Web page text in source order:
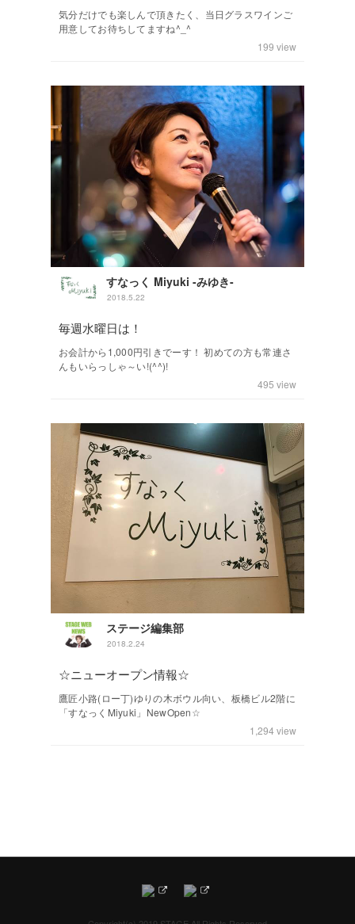
気分だけでも楽しんで頂きたく、当日グラスワインご
用意してお待ちしてますね^_^
199 view
すなっく Miyuki -みゆき-
2018.5.22
毎週水曜日は！
お会計から1,000円引きでーす！ 初めての方も常連さ
んもいらっしゃ～い!(^^)!
495 view
ステージ編集部
2018.2.24
☆ニューオープン情報☆
鷹匠小路(ロー丁)ゆりの木ボウル向い、板橋ビル2階に
「すなっくMiyuki」NewOpen☆
1,294 view